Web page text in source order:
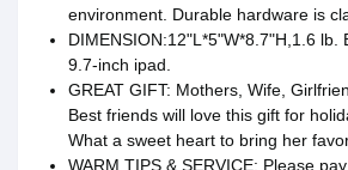
environment. Durable hardware is
DIMENSION:12"L*5"W*8.7"H,1.6 lb.
9.7-inch ipad.
GREAT GIFT: Mothers, Wife,
Best friends will love this gift for
What a sweet heart to bring her
WARM TIPS & SERVICE: Please